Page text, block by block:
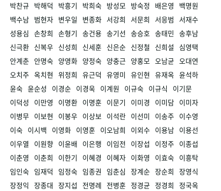
박찬규 박해덕 박흥기 박희숙 방성모 방숙정 배은영
백명원
백수남 범현자 변우일 변종화 서강희 서문희 서응범
서재수
성용심 손창희 손형기 송건용 송기선 송승호 송태민 송후남
신극환 신복우 신성희 신세훈 신은순 신정철 신희설
심영택
안계춘 안명숙 양영화 양정숙 양충근 양홍모 오남균 오대연
오치주 옥치현 위정희 유근덕 유영미 유인현 유재옥 윤석하
윤숙 윤순성 이경순 이경욱 이계원 이규숙 이규식
이기문
이덕성
이만영 이명환 이명훈 이문기 이미경 이미담 이미자
이병무 이보현 이봉우 이상보 이석란 이선미 이송주 이수영
이숙 이시백 이영화 이영훈 이오남희 이외수 이용남 이용선
이우열
이원향 이윤배 이은행 이임전 이장섭 이정주 이종섭
이춘영
이춘희 이한기 이혜경 이혜자 이화영 이효숙 이흥탁
임인숙 임재덕 임정숙 임종권 임춘심 장계순 장순희 장영식
장정익 장종대 장지섭 전명례 전병훈 정경균 정경희
정국옥